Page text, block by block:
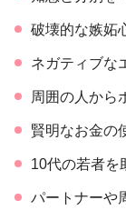
破壊的な嫉妬
ネガティブな
周囲の人から
賢明なお金の
10代の若者を
パートナーや